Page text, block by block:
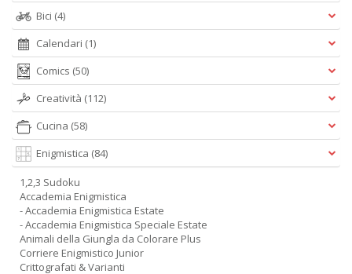
Bici (4)
Calendari (1)
Comics (50)
Creatività (112)
Cucina (58)
Enigmistica (84)
1,2,3 Sudoku
Accademia Enigmistica
- Accademia Enigmistica Estate
- Accademia Enigmistica Speciale Estate
Animali della Giungla da Colorare Plus
Corriere Enigmistico Junior
Crittografati & Varianti